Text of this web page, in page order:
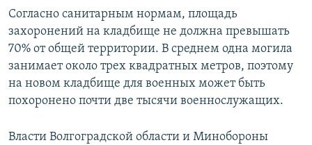
Согласно санитарным нормам, площадь
захоронений на кладбище не должна превышать
70% от общей территории. В среднем одна могила
занимает около трех квадратных метров, поэтому
на новом кладбище для военных может быть
похоронено почти две тысячи военнослужащих.
Власти Волгоградской области и Минобороны